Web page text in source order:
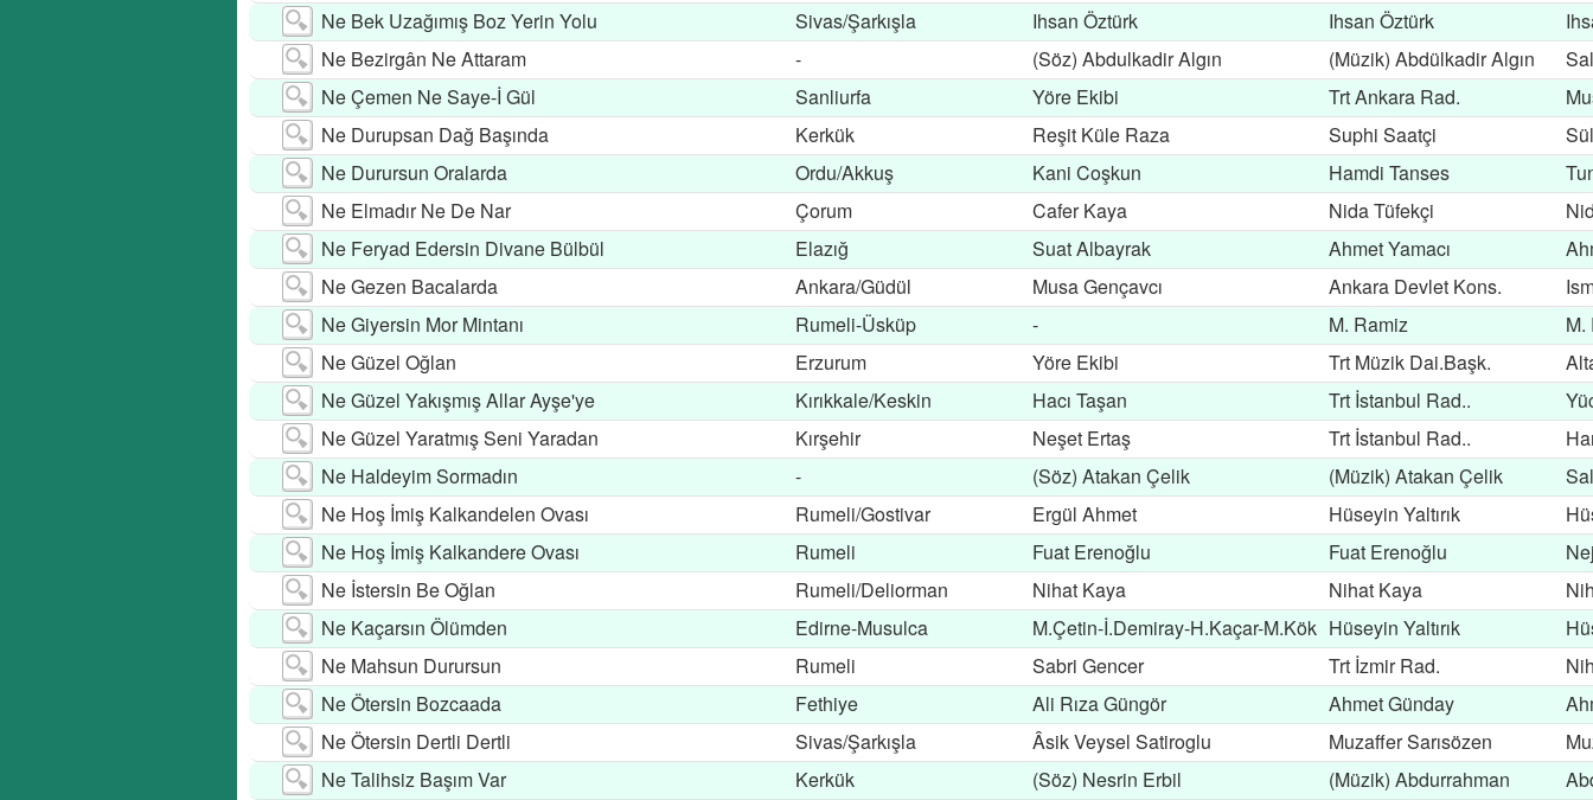
Ne Bek Uzağımış Boz Yerin Yolu
Sivas/Şarkışla Ihsan Öztürk Ihsan Öztürk
Ne Bezirgân Ne Attaram
- (Söz) Abdulkadir Algın (Müzik) Abdülkadir Algın
Ne Çemen Ne Saye-İ Gül
Sanliurfa Yöre Ekibi Trt Ankara Rad.
Ne Durupsan Dağ Başında
Kerkük Reşit Küle Raza Suphi Saatçi
Ne Durursun Oralarda
Ordu/Akkuş Kani Coşkun Hamdi Tanses
Ne Elmadır Ne De Nar
Çorum Cafer Kaya Nida Tüfekçi
Ne Feryad Edersin Divane Bülbül
Elazığ Suat Albayrak Ahmet Yamacı
Ne Gezen Bacalarda
Ankara/Güdül Musa Gençavcı Ankara Devlet Kons.
Ne Giyersin Mor Mintanı
Rumeli-Üsküp - M. Ramiz
M.
Ne Güzel Oğlan
Erzurum Yöre Ekibi Trt Müzik Dai.Başk.
Ne Güzel Yakışmış Allar Ayşe'ye
Kırıkkale/Keskin Hacı Taşan Trt İstanbul Rad..
Ne Güzel Yaratmış Seni Yaradan
Kırşehir Neşet Ertaş Trt İstanbul Rad..
Ne Haldeyim Sormadın
- (Söz) Atakan Çelik (Müzik) Atakan Çelik
Ne Hoş İmiş Kalkandelen Ovası
Rumeli/Gostivar Ergül Ahmet Hüseyin Yaltırık
Ne Hoş İmiş Kalkandere Ovası
Rumeli Fuat Erenoğlu Fuat Erenoğlu
Ne İstersin Be Oğlan
Rumeli/Deliorman Nihat Kaya Nihat Kaya
Ne Kaçarsın Ölümden
Edirne-Musulca M.Çetin-İ.Demiray-H.Kaçar-M.Kök Hüseyin Yaltırık
Ne Mahsun Durursun
Rumeli Sabri Gencer Trt İzmir Rad.
Ne Ötersin Bozcaada
Fethiye Ali Rıza Güngör Ahmet Günday
Ne Ötersin Dertli Dertli
Sivas/Şarkışla Âsik Veysel Satiroglu Muzaffer Sarısözen
Ne Talihsiz Başım Var
Kerkük (Söz) Nesrin Erbil
(Müzik) Abdurrahman